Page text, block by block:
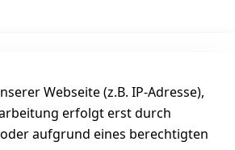
Webseite (z.B. IP-Adresse),
erfolgt erst durch
aufgrund eines berechtigten